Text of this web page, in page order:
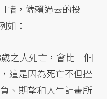
惜，端賴過去的投
如：
之人死亡，會比一個
這是因為死亡不但挫
、期望和人生計畫所